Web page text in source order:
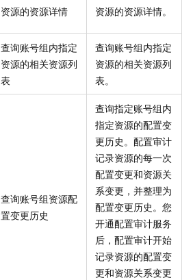
资源的资源详情
资源的资源详情。
查询账号组内指定
资源的相关资源列
表
查询账号组内指定
资源的相关资源列
表。
查询账号组资源配
置变更历史
查询指定账号组内
指定资源的配置变
更历史。配置审计
记录资源的每一次
配置变更和资源关
系变更，并整理为
配置变更历史。您
开通配置审计服务
后，配置审计开始
记录资源的配置变
更和资源关系变更